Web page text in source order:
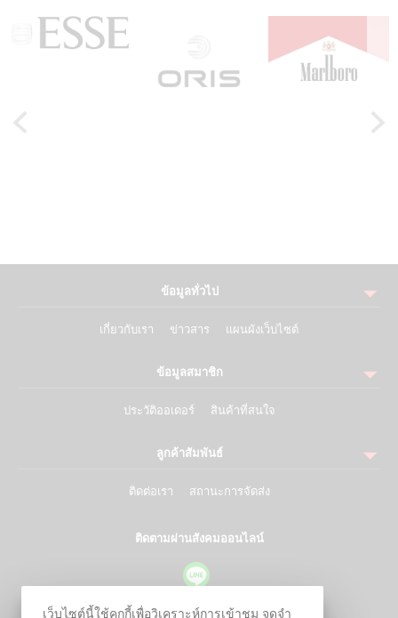
ข้อมูลทั่วไป
เกี่ยวกับเรา ข่าวสาร แผนผังเว็บไซต์
ข้อมูลสมาชิก
ประวัติออเดอร์ สินค้าที่สนใจ
ลูกค้าสัมพันธ์
ติดต่อเรา สถานะการจัดส่ง
ติดตามผ่านสังคมออนไลน์
เว็บไซต์นี้ใช้คุกกี้เพื่อวิเคราะห์การเข้าชม จดจำ